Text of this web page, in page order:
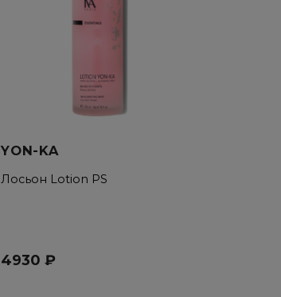
YON-KA
Лосьон Lotion PS
4930 ₽